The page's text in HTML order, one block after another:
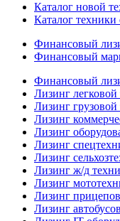
Каталог новой
Каталог техники
Финансовый
Финансовый
Финансовый
Лизинг легковой
Лизинг грузовой
Лизинг
Лизинг
Лизинг
Лизинг
Лизинг ж/д
Лизинг
Лизинг
Лизинг автобусов